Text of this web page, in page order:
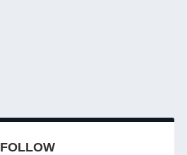
FOLLOW